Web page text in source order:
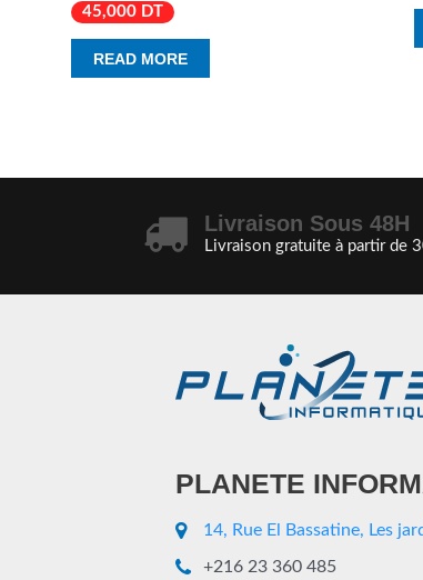
45,000 DT
READ MORE
Livraison Sous 48H
Livraison gratuite à partir de
PLANETE
14, Rue El Bassatine, Les
+216 23 360 485